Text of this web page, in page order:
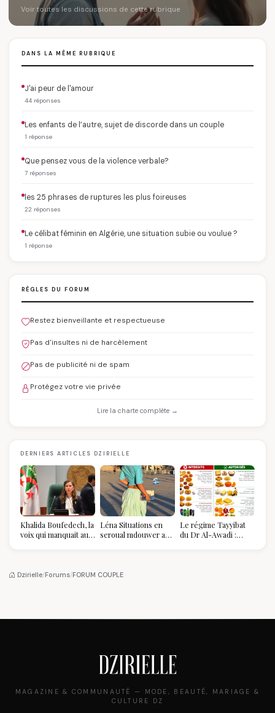
Voir toutes les discussions de cette rubrique
DANS LA MÊME RUBRIQUE
J'ai peur de l'amour
44 réponses
Les enfants de l’autre, sujet de discorde dans un couple
1 réponse
Que pensez vous de la violence verbale?
7 réponses
les 25 phrases de ruptures les plus foireuses
22 réponses
Le célibat féminin en Algérie, une situation subie ou voulue ?
1 réponse
RÈGLES DU FORUM
Restez bienveillante et respectueuse
Pas d'insultes ni de harcèlement
Pas de publicité ni de spam
Protégez votre vie privée
Lire la charte complète →
DERNIERS ARTICLES DZIRIELLE
Khalida Boufedech, la
voix qui manquait au
Léna Situations en
seroual mdouwer au
pièce mode de l'été
Le régime Tayyibat
du Dr Al-Awadi :
Dzirielle/Forums/FORUM COUPLE
MAGAZINE & COMMUNAUTÉ — MODE, BEAUTÉ, MARIAGE &
CULTURE DZ